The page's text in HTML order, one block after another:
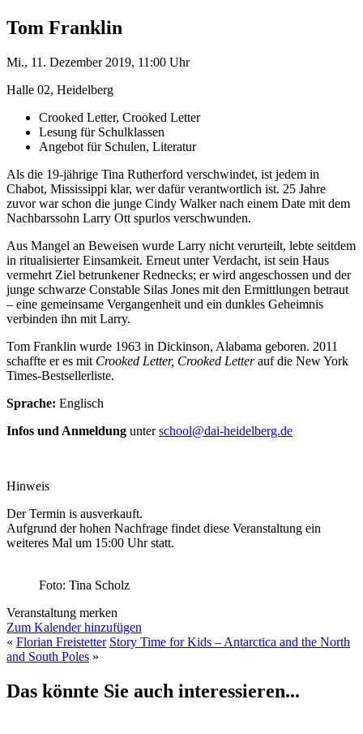
Tom Franklin
Mi., 11. Dezember 2019, 11:00 Uhr
Halle 02, Heidelberg
Crooked Letter, Crooked Letter
Lesung für Schulklassen
Angebot für Schulen, Literatur
Als die 19-jährige Tina Rutherford verschwindet, ist jedem in
Chabot, Mississippi klar, wer dafür verantwortlich ist. 25 Jahre
zuvor war schon die junge Cindy Walker nach einem Date mit dem
Nachbarssohn Larry Ott spurlos verschwunden.
Aus Mangel an Beweisen wurde Larry nicht verurteilt, lebte seitdem
in ritualisierter Einsamkeit. Erneut unter Verdacht, ist sein Haus
vermehrt Ziel betrunkener Rednecks; er wird angeschossen und der
junge schwarze Constable Silas Jones mit den Ermittlungen betraut
– eine gemeinsame Vergangenheit und ein dunkles Geheimnis
verbinden ihn mit Larry.
Tom Franklin wurde 1963 in Dickinson, Alabama geboren. 2011
schaffte er es mit Crooked Letter, Crooked Letterauf die New York
Times-Bestsellerliste.
Sprache: Englisch
Infos und Anmeldung unterschool@dai-heidelberg.de
Hinweis
Der Termin is ausverkauft.
Aufgrund der hohen Nachfrage findet diese Veranstaltung ein
weiteres Mal um 15:00 Uhr statt.
Foto: Tina Scholz
Veranstaltung merken
Zum Kalender hinzufügen
« Florian Freistetter Story Time for Kids – Antarctica and the North
and South Poles »
Das könnte Sie auch interessieren...